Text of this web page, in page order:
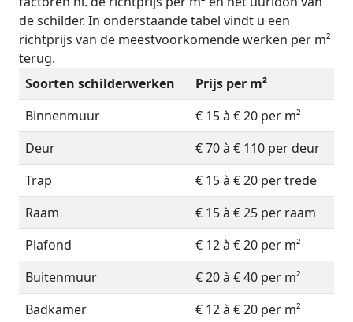
de schilder. In onderstaande tabel vindt u een
richtprijs van de meestvoorkomende werken per m²
terug.
Soorten schilderwerken
Prijs per m²
Binnenmuur
€ 15 à € 20 per m²
Deur
€ 70 à € 110 per deur
Trap
€ 15 à € 20 per trede
Raam
€ 15 à € 25 per raam
Plafond
€ 12 à € 20 per m²
Buitenmuur
€ 20 à € 40 per m²
Badkamer
€ 12 à € 20 per m²